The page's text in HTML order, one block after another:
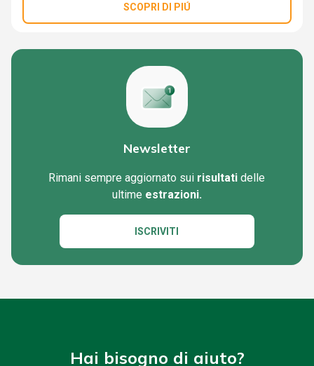
SCOPRI DI PIÚ
Newsletter
Rimani sempre aggiornato sui risultati delle
ultime estrazioni.
ISCRIVITI
Hai bisogno di aiuto?